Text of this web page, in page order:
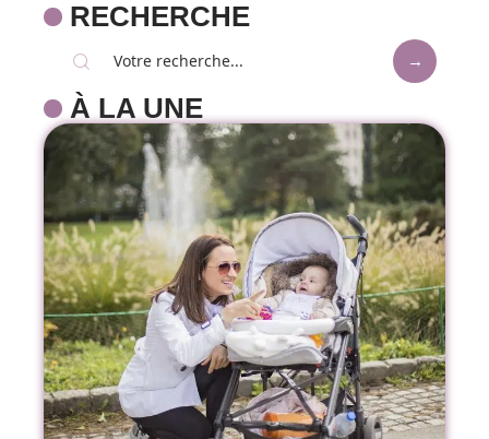
RECHERCHE
À LA UNE